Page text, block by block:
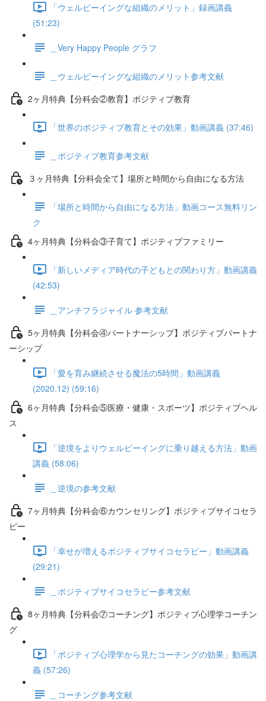
「ウェルビーイングな組織のメリット」録画講義
(51:23)
＿Very Happy People グラフ
＿ウェルビーイングな組織のメリット参考文献
2ヶ月特典【分科会②教育】ポジティブ教育
「世界のポジティブ教育とその効果」動画講義 (37:46)
＿ポジティブ教育参考文献
３ヶ月特典【分科会全て】場所と時間から自由になる方法
「場所と時間から自由になる方法」動画コース無料リン
ク
4ヶ月特典【分科会③子育て】ポジティブファミリー
「新しいメディア時代の子どもとの関わり方」動画講義
(42:53)
＿アンチフラジャイル 参考文献
5ヶ月特典【分科会④パートナーシップ】ポジティブパートナ
ーシップ
「愛を育み継続させる魔法の5時間」動画講義
(2020.12) (59:16)
6ヶ月特典【分科会⑤医療・健康・スポーツ】ポジティブヘル
ス
「逆境をよりウェルビーイングに乗り越える方法」動画
講義 (58:06)
＿逆境の参考文献
7ヶ月特典【分科会⑥カウンセリング】ポジティブサイコセラ
ピー
「幸せが増えるポジティブサイコセラピー」動画講義
(29:21)
＿ポジティブサイコセラピー参考文献
8ヶ月特典【分科会⑦コーチング】ポジティブ心理学コーチン
グ
「ポジティブ心理学から見たコーチングの効果」動画講
義 (57:26)
＿コーチング参考文献